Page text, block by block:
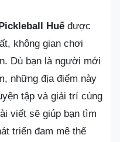
Huếđược
không gian chơi
Dù bạn là người mới
những địa điểm này
tập và giải trí cùng
viết sẽ giúp bạn tìm
triển đam mê thể